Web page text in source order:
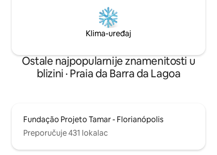
Klima-uređaj
Ostale najpopularnije znamenitosti u
blizini · Praia da Barra da Lagoa
Fundação Projeto Tamar - Florianópolis
Preporučuje 431 lokalac